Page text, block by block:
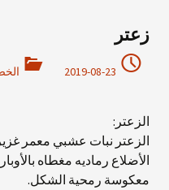
زعتر
2019-08-23
الزعتر:
الزعتر نبات عشبي معمر
الأضلاع رماديه مغطاه
معكوسة رمحية الشكل.